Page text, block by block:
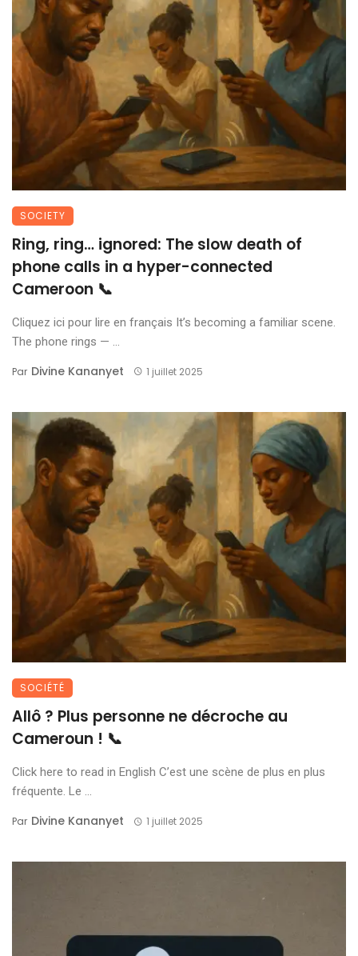
SOCIETY
Ring, ring… ignored: The slow death of
phone calls in a hyper-connected
Cameroon 📞
Cliquez ici pour lire en français It’s becoming a familiar scene.
The phone rings — ...
Par Divine Kananyet 1 juillet 2025
SOCIÉTÉ
Allô ? Plus personne ne décroche au
Cameroun ! 📞
Click here to read in English C’est une scène de plus en plus
fréquente. Le ...
Par Divine Kananyet 1 juillet 2025